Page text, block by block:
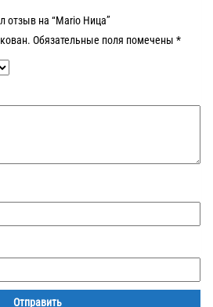
отзыв на “Mario Ница”
Обязательные поля помечены *